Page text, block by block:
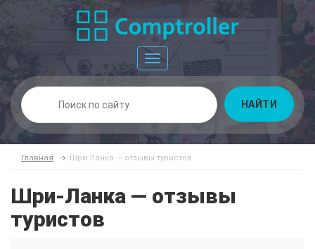
Toggle
navigation
НАЙТИ
Главная Шри-Ланка — отзывы туристов
Шри-Ланка — отзывы
туристов